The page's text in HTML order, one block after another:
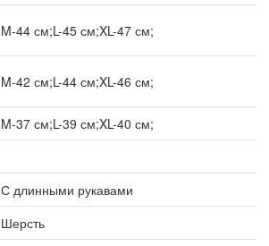
M-44 см;L-45 см;XL-47 см;
M-42 см;L-44 см;XL-46 см;
M-37 см;L-39 см;XL-40 см;
С длинными рукавами
Шерсть